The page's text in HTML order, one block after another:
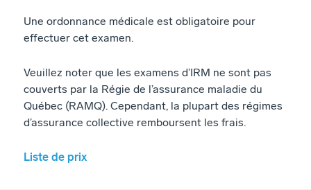
Une ordonnance médicale est obligatoire pour
effectuer cet examen.
Veuillez noter que les examens d’IRM ne sont pas
couverts par la Régie de l’assurance maladie du
Québec (RAMQ). Cependant, la plupart des régimes
d’assurance collective remboursent les frais.
Liste de prix